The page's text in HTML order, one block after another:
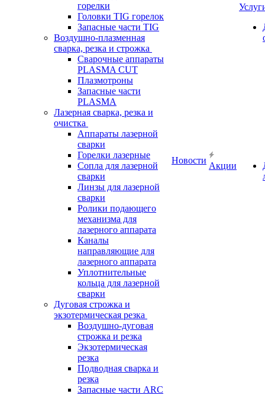
горелки
Головки TIG горелок
Запасные части TIG
Воздушно-плазменная
сварка, резка и строжка
Сварочные аппараты
PLASMA CUT
Плазмотроны
Запасные части
PLASMA
Лазерная сварка, резка и
очистка
Аппараты лазерной
сварки
Горелки лазерные
Сопла для лазерной
сварки
Линзы для лазерной
сварки
Ролики подающего
механизма для
лазерного аппарата
Каналы
направляющие для
лазерного аппарата
Уплотнительные
кольца для лазерной
сварки
Дуговая строжка и
экзотермическая резка
Воздушно-дуговая
строжка и резка
Экзотермическая
резка
Подводная сварка и
резка
Запасные части ARC
Новости
Акции